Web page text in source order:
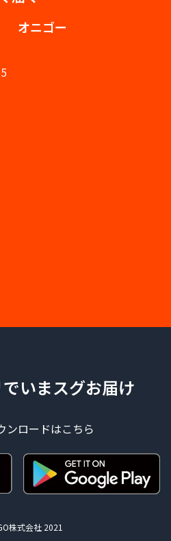
オニゴー
いまスグお届け
ンロードはこちら
株式会社 2021